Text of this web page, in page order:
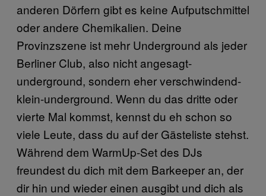
anderen Dörfern gibt es keine Aufputschmittel
oder andere Chemikalien. Deine
Provinzszene ist mehr Underground als jeder
Berliner Club, also nicht angesagt-
underground, sondern eher verschwindend-
klein-underground. Wenn du das dritte oder
vierte Mal kommst, kennst du eh schon so
viele Leute, dass du auf der Gästeliste stehst.
Während dem WarmUp-Set des DJs
freundest du dich mit dem Barkeeper an, der
dir hin und wieder einen ausgibt und dich als